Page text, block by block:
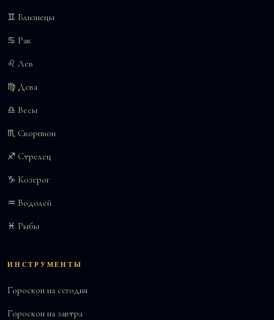
♊ Близнецы
♋ Рак
♌ Лев
♍ Дева
♎ Весы
♏ Скорпион
♐ Стрелец
♑ Козерог
♒ Водолей
♓ Рыбы
ИНСТРУМЕНТЫ
Гороскоп на сегодня
Гороскоп на завтра